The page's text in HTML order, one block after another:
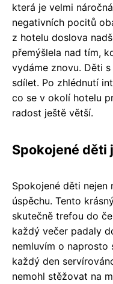
která je velmi
negativních pocitů
z hotelu doslova
přemýšlela nad tím,
vydáme znovu. Děti
sdílet. Po zhlédnutí
co se v okolí hotelu
radost ještě větší.
Spokojené děti
Spokojené děti nejen
úspěchu. Tento
skutečně trefou do
každý večer padaly
nemluvím o naprosto
každý den
nemohl stěžovat na